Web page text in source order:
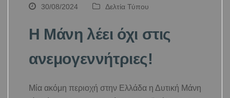
30/08/2024 Δελτία Τύπου
Η Μάνη λέει όχι στις
ανεμογεννήτριες!
Μία ακόμη περιοχή στην Ελλάδα η Δυτική Μάνη